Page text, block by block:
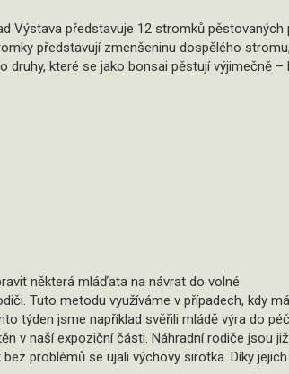
Výstava představuje 12 stromků
představují zmenšeninu dospělého
druhy, které se jako bonsai pěstují výjimečně –
některá mláďata na návrat do volné
Tuto metodu využíváme v případech, kdy
týden jsme například svěřili mládě výra do
v naší expoziční části. Náhradní rodiče jsou
problémů se ujali výchovy sirotka. Díky